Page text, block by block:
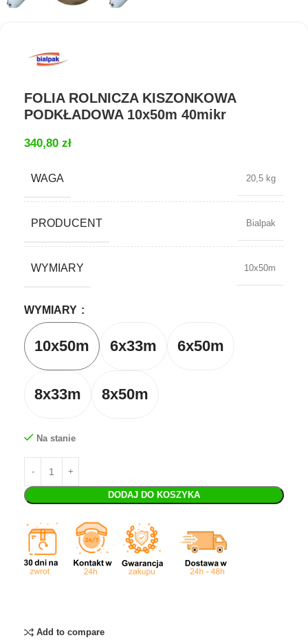
FOLIA ROLNICZA KISZONKOWA
PODKŁADOWA 10x50m 40mikr
340,80 zł
WAGA 20,5 kg
PRODUCENT Bialpak
WYMIARY 10x50m
WYMIARY
10x50m 6x33m 6x50m
8x33m 8x50m
Na stanie
DODAJ DO KOSZYKA
Add to compare